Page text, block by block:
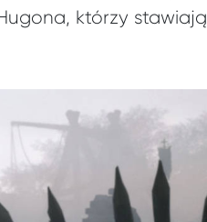
którzy stawiają